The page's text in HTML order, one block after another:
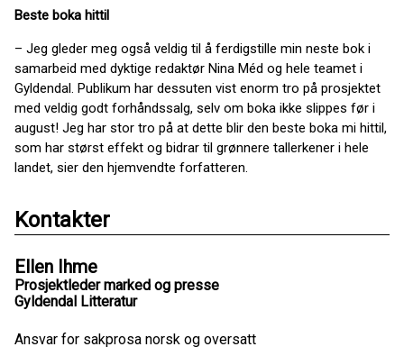
Beste boka hittil
– Jeg gleder meg også veldig til å ferdigstille min neste bok i
samarbeid med dyktige redaktør Nina Méd og hele teamet i
Gyldendal. Publikum har dessuten vist enorm tro på prosjektet
med veldig godt forhåndssalg, selv om boka ikke slippes før i
august! Jeg har stor tro på at dette blir den beste boka mi hittil,
som har størst effekt og bidrar til grønnere tallerkener i hele
landet, sier den hjemvendte forfatteren.
Kontakter
Ellen Ihme
Prosjektleder marked og presse
Gyldendal Litteratur
Ansvar for sakprosa norsk og oversatt